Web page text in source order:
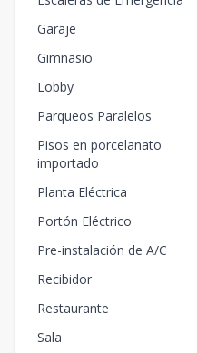
Garaje
Gimnasio
Lobby
Parqueos Paralelos
Pisos en porcelanato
importado
Planta Eléctrica
Portón Eléctrico
Pre-instalación de A/C
Recibidor
Restaurante
Sala